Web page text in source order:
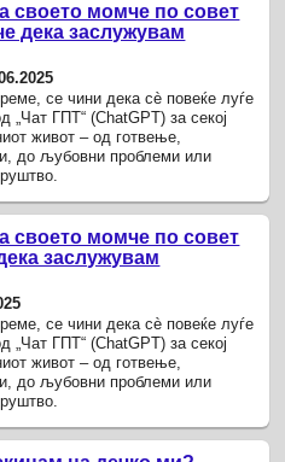
своето момче по совет
дека заслужувам
се чини дека сè повеќе луѓе
„Чат ГПТ“ (ChatGPT) за секој
живот – од готвење,
до љубовни проблеми или
своето момче по совет
заслужувам
се чини дека сè повеќе луѓе
„Чат ГПТ“ (ChatGPT) за секој
живот – од готвење,
до љубовни проблеми или